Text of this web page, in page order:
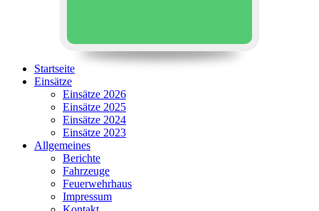
Startseite
Einsätze
Einsätze 2026
Einsätze 2025
Einsätze 2024
Einsätze 2023
Allgemeines
Berichte
Fahrzeuge
Feuerwehrhaus
Impressum